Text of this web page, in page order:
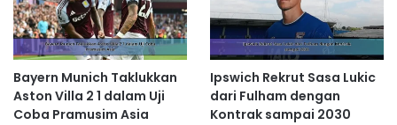
Bayern Munich Taklukkan
Aston Villa 2 1 dalam Uji
Coba Pramusim Asia
Ipswich Rekrut Sasa Lukic
dari Fulham dengan
Kontrak sampai 2030